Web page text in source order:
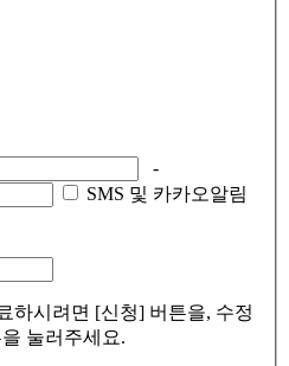
-
SMS 및 카카오알림
하시려면 [신청] 버튼을, 수정
눌러주세요.